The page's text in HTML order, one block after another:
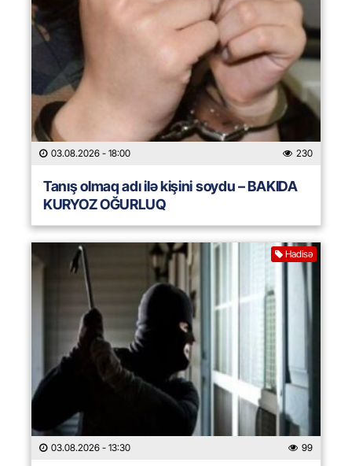
03.08.2026 - 18:00 230
Tanış olmaq adı ilə kişini soydu – BAKIDA
KURYOZ OĞURLUQ
Hadisə
03.08.2026 - 13:30 99